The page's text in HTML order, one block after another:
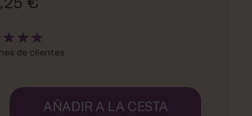
de clientes
AÑADIR A LA CESTA